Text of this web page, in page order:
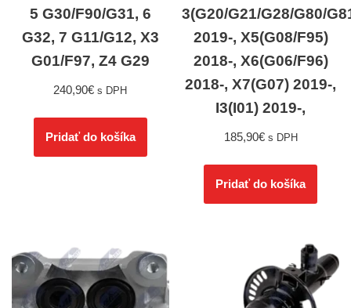
5 G30/F90/G31, 6
G32, 7 G11/G12, X3
G01/F97, Z4 G29
240,90€ s DPH
Pridať do košíka
3(G20/G21/G28/G80/
2019-, X5(G08/F95)
2018-, X6(G06/F96)
2018-, X7(G07) 2019-,
I3(I01) 2019-,
185,90€ s DPH
Pridať do košíka